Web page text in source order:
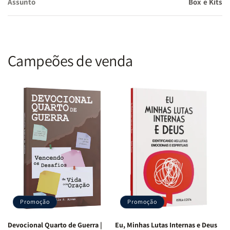
Transforme seu casamento com princípios bíblicos que trazem
O presente perfeito para mulheres que desejam edificar suas
Este kit exclusivo foi pensado para mulheres que não abrem mão
de uma vida conjugal e familiar bem-sucedida, baseada nos
ensinamentos de Deus. Permita que essas leituras
transformadoras impactem a sua caminhada e seu lar!
Campeões de venda
Promoção
Devocional Quarto de Guerra |
Promoção
Eu, Minhas Lutas Internas e Deus